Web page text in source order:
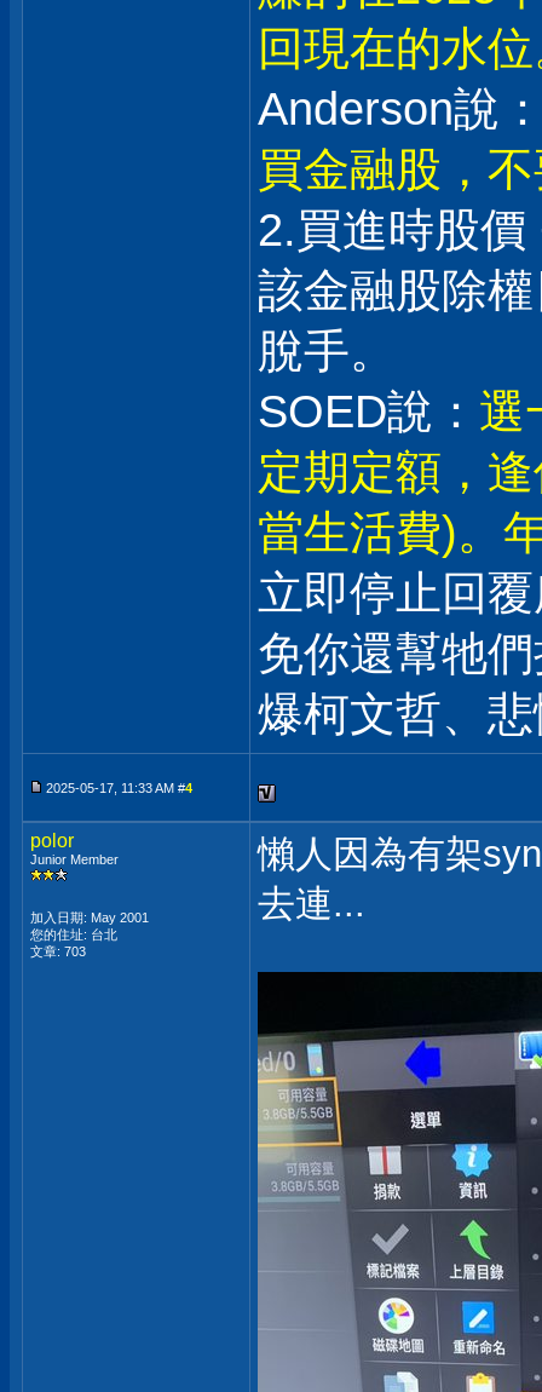
回現在的水
Anderson說
買金融股，
2.買進時股
該金融股除
脫手。
SOED說： 選
定期定額，
當生活費)。
立即停止回
免你還幫牠
爆柯文哲、
2025-05-17, 11:33 AM #4
polor
Junior Member
加入日期: May 2001
您的住址: 台北
文章: 703
懶人因為有架
去連...